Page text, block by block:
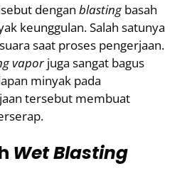
dengan blastingbasah
keunggulan. Salah satunya
saat proses pengerjaan.
vaporjuga sangat bagus
minyak pada
tersebut membuat
Wet Blasting